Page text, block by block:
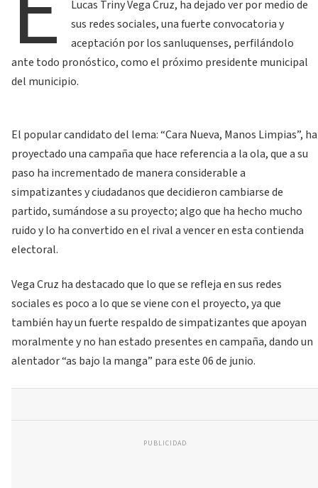
Lucas Triny Vega Cruz, ha dejado ver por medio de
sus redes sociales, una fuerte convocatoria y
aceptación por los sanluquenses, perfilándolo
ante todo pronóstico, como el próximo presidente municipal
del municipio.
El popular candidato del lema: “Cara Nueva, Manos Limpias”, ha
proyectado una campaña que hace referencia a la ola, que a su
paso ha incrementado de manera considerable a
simpatizantes y ciudadanos que decidieron cambiarse de
partido, sumándose a su proyecto; algo que ha hecho mucho
ruido y lo ha convertido en el rival a vencer en esta contienda
electoral.
Vega Cruz ha destacado que lo que se refleja en sus redes
sociales es poco a lo que se viene con el proyecto, ya que
también hay un fuerte respaldo de simpatizantes que apoyan
moralmente y no han estado presentes en campaña, dando un
alentador “as bajo la manga” para este 06 de junio.
PUBLICIDAD